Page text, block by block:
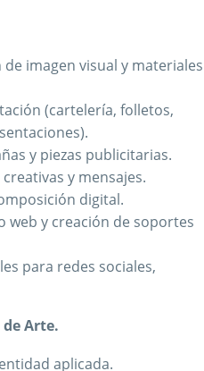
imagen visual y materiales
(cartelería, folletos,
y piezas publicitarias.
y mensajes.
digital.
web y creación de soportes
para redes sociales,
Arte.
aplicada.